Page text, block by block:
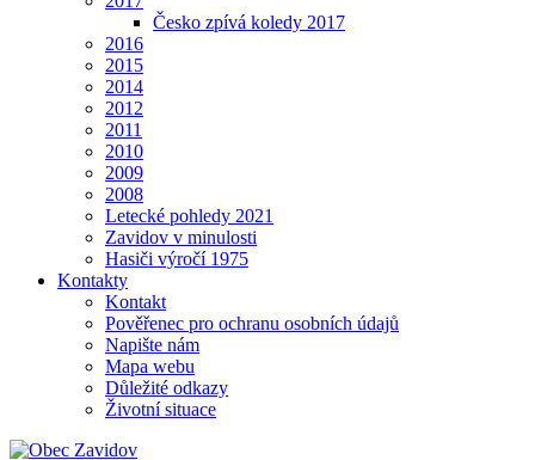
Česko zpívá koledy 2017
2016
2015
2014
2012
2011
2010
2009
2008
Letecké pohledy 2021
Zavidov v minulosti
Hasiči výročí 1975
Kontakty
Kontakt
Pověřenec pro ochranu osobních údajů
Napište nám
Mapa webu
Důležité odkazy
Životní situace